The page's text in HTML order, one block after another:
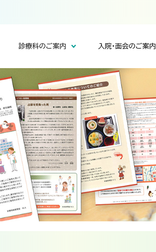
診療科のご案内
内科／循環器内科
リハビリテーション科
入院・面会のご案内
面会・お部屋について
院長挨拶
交通アクセス
診療実績
病院指標
募集要項